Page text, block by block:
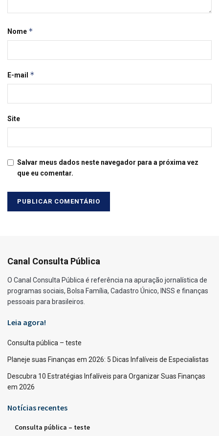
Nome *
E-mail *
Site
Salvar meus dados neste navegador para a próxima vez
que eu comentar.
Canal Consulta Pública
O Canal Consulta Pública é referência na apuração jornalística de
programas sociais, Bolsa Família, Cadastro Único, INSS e finanças
pessoais para brasileiros.
Leia agora!
Consulta pública – teste
Planeje suas Finanças em 2026: 5 Dicas Infalíveis de Especialistas
Descubra 10 Estratégias Infalíveis para Organizar Suas Finanças
em 2026
Notícias recentes
Consulta pública – teste